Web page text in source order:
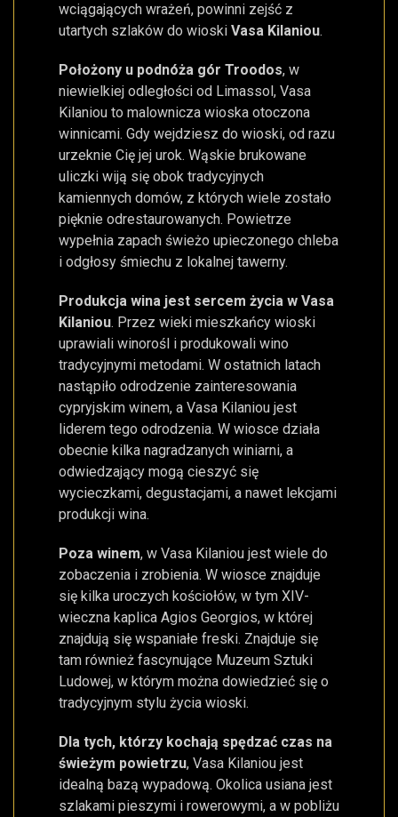
wciągających wrażeń, powinni zejść z
utartych szlaków do wioski Vasa Kilaniou.
Położony u podnóża gór Troodos, w
niewielkiej odległości od Limassol, Vasa
Kilaniou to malownicza wioska otoczona
winnicami. Gdy wejdziesz do wioski, od razu
urzeknie Cię jej urok. Wąskie brukowane
uliczki wiją się obok tradycyjnych
kamiennych domów, z których wiele zostało
pięknie odrestaurowanych. Powietrze
wypełnia zapach świeżo upieczonego chleba
i odgłosy śmiechu z lokalnej tawerny.
Produkcja wina jest sercem życia w Vasa
Kilaniou. Przez wieki mieszkańcy wioski
uprawiali winorośl i produkowali wino
tradycyjnymi metodami. W ostatnich latach
nastąpiło odrodzenie zainteresowania
cypryjskim winem, a Vasa Kilaniou jest
liderem tego odrodzenia. W wiosce działa
obecnie kilka nagradzanych winiarni, a
odwiedzający mogą cieszyć się
wycieczkami, degustacjami, a nawet lekcjami
produkcji wina.
Poza winem, w Vasa Kilaniou jest wiele do
zobaczenia i zrobienia. W wiosce znajduje
się kilka uroczych kościołów, w tym XIV-
wieczna kaplica Agios Georgios, w której
znajdują się wspaniałe freski. Znajduje się
tam również fascynujące Muzeum Sztuki
Ludowej, w którym można dowiedzieć się o
tradycyjnym stylu życia wioski.
Dla tych, którzy kochają spędzać czas na
świeżym powietrzu, Vasa Kilaniou jest
idealną bazą wypadową. Okolica usiana jest
szlakami pieszymi i rowerowymi, a w pobliżu